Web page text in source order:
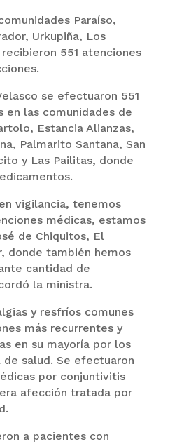
Paraíso,
Urkupiña, Los
551 atenciones
se efectuaron 551
en las comunidades de
Estancia Alianzas,
Palmarito Santana, San
y Las Pailitas, donde
vigilancia, tenemos
médicas, estamos
de Chiquitos, El
donde también hemos
cantidad de
la ministra.
y resfríos comunes
más recurrentes y
en su mayoría por los
salud. Se efectuaron
por conjuntivitis
afección tratada por
a pacientes con